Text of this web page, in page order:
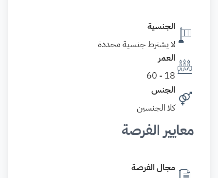
الجنسية
لا يشترط جنسية محددة
العمر
18 - 60
الجنس
كلا الجنسين
معايير الفرصة
مجال الفرصة